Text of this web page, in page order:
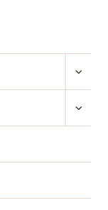
MENU
MENU